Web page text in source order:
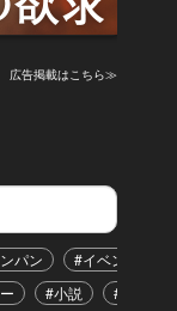
広告掲載はこちら≫
パン #イベント
#小説 #恋愛